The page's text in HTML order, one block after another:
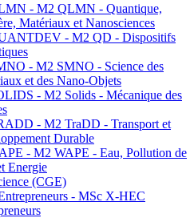
- M2 QLMN - Quantique,
Matériaux et Nanosciences
- M2 QD - Dispositifs
- M2 SMNO - Science des
et des Nano-Objets
- M2 Solids - Mécanique des
- M2 TraDD - Transport et
Durable
- M2 WAPE - Eau, Pollution de
Energie
(CGE)
- MSc X-HEC